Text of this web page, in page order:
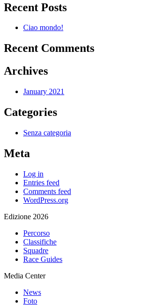
Recent Posts
Ciao mondo!
Recent Comments
Archives
January 2021
Categories
Senza categoria
Meta
Log in
Entries feed
Comments feed
WordPress.org
Edizione 2026
Percorso
Classifiche
Squadre
Race Guides
Media Center
News
Foto